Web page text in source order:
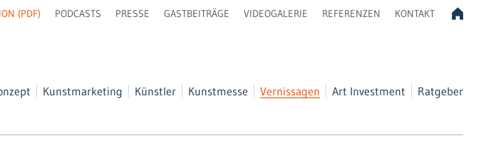
Kunstmarketing Künstler Kunstmesse Vernissagen Art Investment Ratgeber
(PDF) PODCASTS PRESSE GASTBEITRÄGE VIDEOGALERIE REFERENZEN KONTAKT